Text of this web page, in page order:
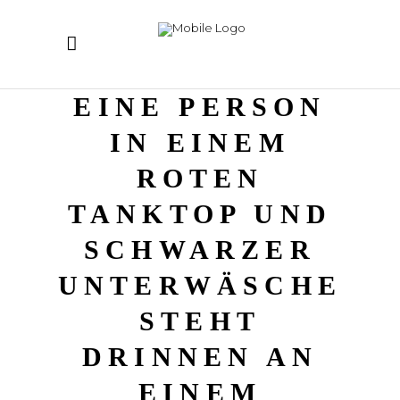
EINE PERSON
IN EINEM
ROTEN
TANKTOP UND
SCHWARZER
UNTERWÄSCHE
STEHT
DRINNEN AN
EINEM